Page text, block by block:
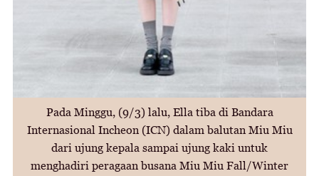
Pada Minggu, (9/3) lalu, Ella tiba di Bandara
Internasional Incheon (ICN) dalam balutan Miu Miu
dari ujung kepala sampai ujung kaki untuk
menghadiri peragaan busana Miu Miu Fall/Winter